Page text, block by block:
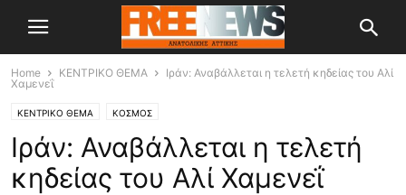
Home ΚΕΝΤΡΙΚΟ ΘΕΜΑ
Ιράν: Αναβάλλεται η τελετή κηδείας του Αλί
Χαμενεΐ
ΚΕΝΤΡΙΚΟ ΘΕΜΑ ΚΟΣΜΟΣ
Ιράν: Αναβάλλεται η τελετή
κηδείας του Αλί Χαμενεΐ